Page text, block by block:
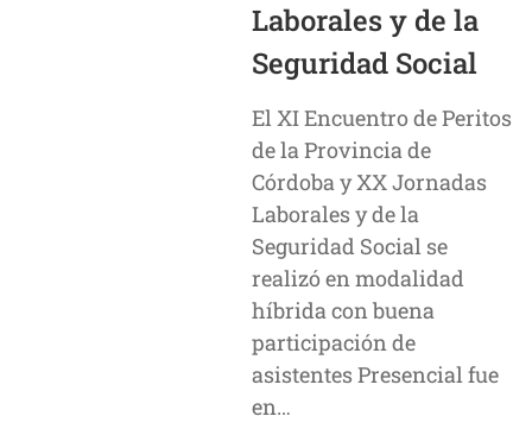
Laborales y de la
Seguridad Social
El XI Encuentro de Peritos
de la Provincia de
Córdoba y XX Jornadas
Laborales y de la
Seguridad Social se
realizó en modalidad
híbrida con buena
participación de
asistentes Presencial fue
en…